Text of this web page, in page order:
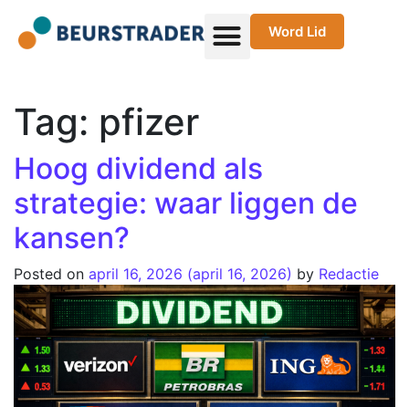
Word Lid
Tag: pfizer
Hoog dividend als
strategie: waar liggen de
kansen?
Posted on april 16, 2026 (april 16, 2026) by Redactie